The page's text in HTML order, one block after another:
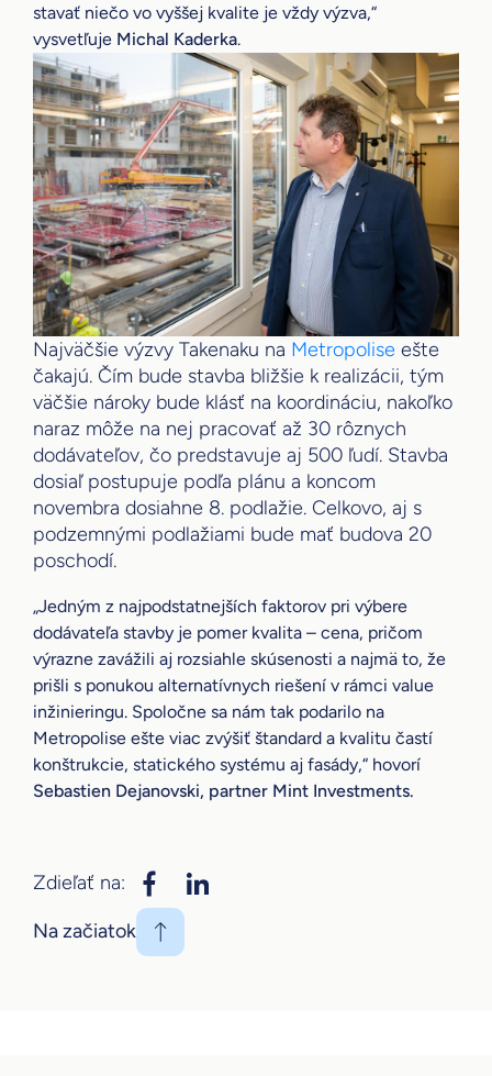
stavať niečo vo vyššej kvalite je vždy výzva,“
vysvetľuje Michal Kaderka.
Najväčšie výzvy Takenaku na Metropolise ešte
čakajú. Čím bude stavba bližšie k realizácii, tým
väčšie nároky bude klásť na koordináciu, nakoľko
naraz môže na nej pracovať až 30 rôznych
dodávateľov, čo predstavuje aj 500 ľudí. Stavba
dosiaľ postupuje podľa plánu a koncom
novembra dosiahne 8. podlažie. Celkovo, aj s
podzemnými podlažiami bude mať budova 20
poschodí.
„Jedným z najpodstatnejších faktorov pri výbere
dodávateľa stavby je pomer kvalita – cena, pričom
výrazne zavážili aj rozsiahle skúsenosti a najmä to, že
prišli s ponukou alternatívnych riešení v rámci value
inžinieringu. Spoločne sa nám tak podarilo na
Metropolise ešte viac zvýšiť štandard a kvalitu častí
konštrukcie, statického systému aj fasády,“ hovorí
Sebastien Dejanovski, partner Mint Investments.
Zdieľať na:
Na začiatok